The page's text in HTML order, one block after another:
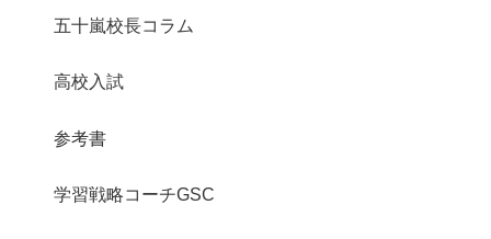
五十嵐校長コラム
高校入試
参考書
学習戦略コーチGSC